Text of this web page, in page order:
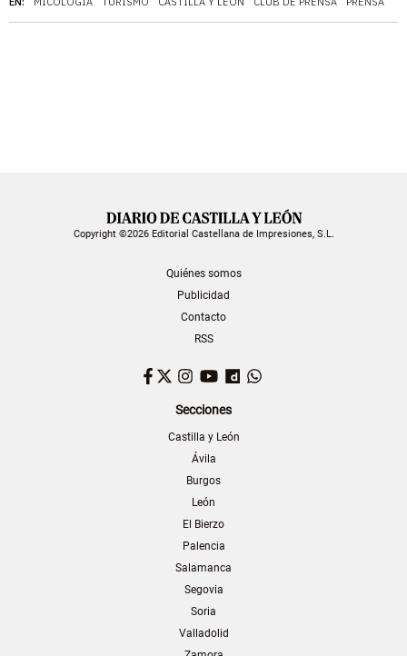
Copyright ©2026 Editorial Castellana de Impresiones, S.L.
Quiénes somos
Publicidad
Contacto
RSS
Facebook
TwitterInstagram
YouTubeDailymotion
Secciones
Castilla y León
Ávila
Burgos
León
El Bierzo
Palencia
Salamanca
Segovia
Soria
Valladolid